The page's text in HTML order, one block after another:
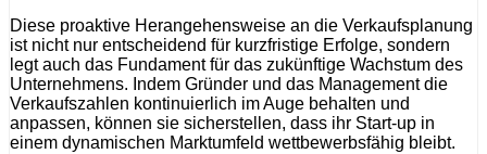
Diese proaktive Herangehensweise an die Verkaufsplanung
ist nicht nur entscheidend für kurzfristige Erfolge, sondern
legt auch das Fundament für das zukünftige Wachstum des
Unternehmens. Indem Gründer und das Management die
Verkaufszahlen kontinuierlich im Auge behalten und
anpassen, können sie sicherstellen, dass ihr Start-up in
einem dynamischen Marktumfeld wettbewerbsfähig bleibt.